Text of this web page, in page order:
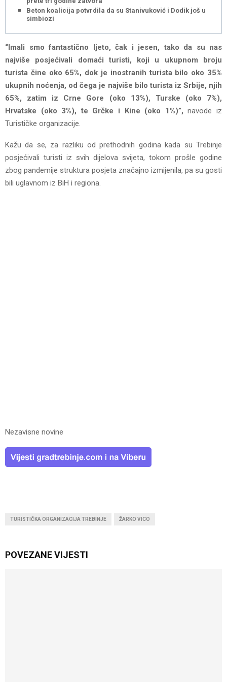
Beton koalicija potvrdila da su Stanivuković i Dodik još u
simbiozi
“Imali smo fantastično ljeto, čak i jesen, tako da su nas
najviše posjećivali domaći turisti, koji u ukupnom broju
turista čine oko 65%, dok je inostranih turista bilo oko 35%
ukupnih noćenja, od čega je najviše bilo turista iz Srbije, njih
65%, zatim iz Crne Gore (oko 13%), Turske (oko 7%),
Hrvatske (oko 3%), te Grčke i Kine (oko 1%)”, navode iz
Turističke organizacije.
Kažu da se, za razliku od prethodnih godina kada su Trebinje
posjećivali turisti iz svih dijelova svijeta, tokom prošle godine
zbog pandemije struktura posjeta značajno izmijenila, pa su gosti
bili uglavnom iz BiH i regiona.
Nezavisne novine
TURISTIČKA ORGANIZACIJA TREBINJE ŽARKO VICO
POVEZANE VIJESTI